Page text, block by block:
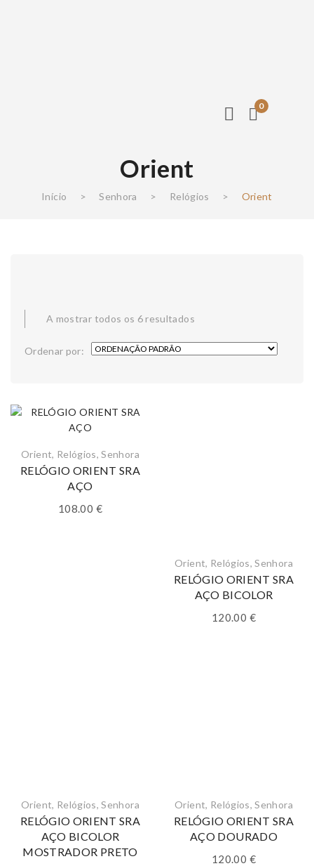
0
Orient
Início > Senhora > Relógios > Orient
A mostrar todos os 6 resultados
Ordenar por:
Orient, Relógios,Senhora
RELÓGIO ORIENT SRA
AÇO
108.00 €
Orient, Relógios,Senhora
RELÓGIO ORIENT SRA
AÇO BICOLOR
120.00 €
Orient, Relógios,Senhora
RELÓGIO ORIENT SRA
AÇO BICOLOR
MOSTRADOR PRETO
Orient, Relógios,Senhora
RELÓGIO ORIENT SRA
AÇO DOURADO
120.00 €